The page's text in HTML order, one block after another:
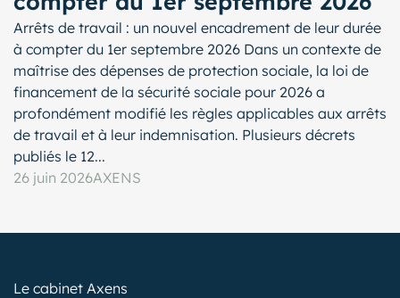
Arrêts de travail : un nouvel encadrement de leur durée
à compter du 1er septembre 2026 Dans un contexte de
maîtrise des dépenses de protection sociale, la loi de
financement de la sécurité sociale pour 2026 a
profondément modifié les règles applicables aux arrêts
de travail et à leur indemnisation. Plusieurs décrets
publiés le 12...
26 juin 2026AXENS
Le cabinet Axens